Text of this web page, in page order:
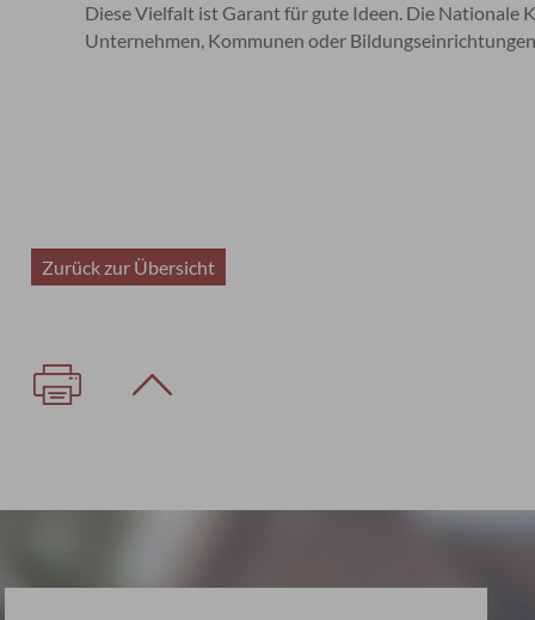
Diese Vielfalt ist Garant für gute Ideen. Die
Unternehmen, Kommunen oder
Zurück zur Übersicht